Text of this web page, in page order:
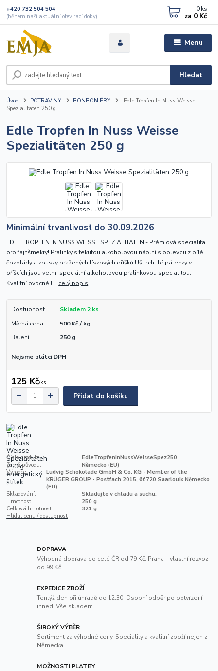
Menu
Hledat
+420 732 504 504
(během naší aktuální otevírací doby)
0 ks
za 0 Kč
Úvod POTRAVINY BONBONIÉRY
Edle Tropfen In Nuss Weisse
Spezialitäten 250 g
Edle Tropfen In Nuss Weisse
Spezialitäten 250 g
Minimální trvanlivost do 30.09.2026
EDLE TROPFEN IN NUSS WEISSE SPEZIALITÄTEN - Prémiová specialita
pro fajnšmekry! Pralinky s tekutou alkoholovou náplní s polevou z bílé
čokolády a kousky pražených lískových oříšků Ušlechtilé pálenky v
oříšcích jsou velmi speciální alkoholovou pralinkovou specialitou.
Kvalitní ovocné l... celý popis
Dostupnost
Skladem 2 ks
Měrná cena
500 Kč / kg
Balení
250 g
Nejsme plátci DPH
125 Kč/ks
Přidat do košíku
Číslo produktu:
EdleTropfenInNussWeisseSpez250
Země původu:
Německo (EU)
Výrobce:
Ludvig Schokolade GmbH & Co. KG - Member of the
KRÜGER GROUP - Postfach 2015, 66720 Saarlouis Německo
(EU)
Skladování:
Skladujte v chladu a suchu.
Hmotnost:
250 g
Celková hmotnost:
321 g
Hlídat cenu / dostupnost
DOPRAVA
Výhodná doprava po celé ČR od 79 Kč. Praha – vlastní rozvoz
od 99 Kč.
EXPEDICE ZBOŽÍ
Tentýž den při úhradě do 12:30. Osobní odběr po potvrzení
ihned. Vše skladem.
ŠIROKÝ VÝBĚR
Sortiment za výhodné ceny. Speciality a kvalitní zboží nejen z
Německa.
MOŽNOSTI PLATBY